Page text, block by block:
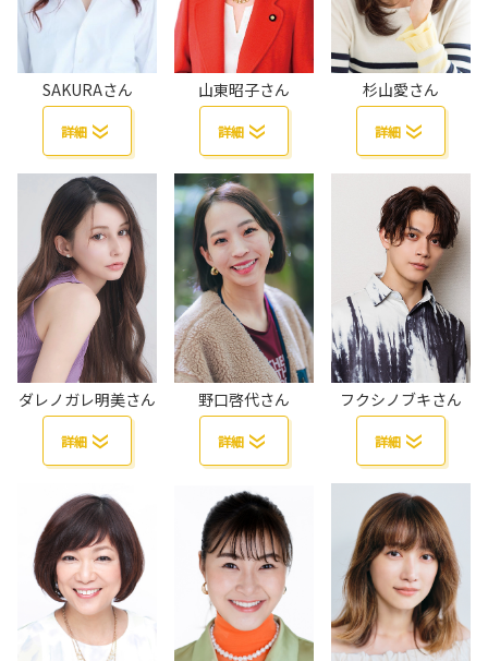
SAKURAさん
詳細
山東昭子さん
詳細
杉山愛さん
詳細
ダレノガレ明美さん
詳細
野口啓代さん
詳細
フクシノブキさん
詳細